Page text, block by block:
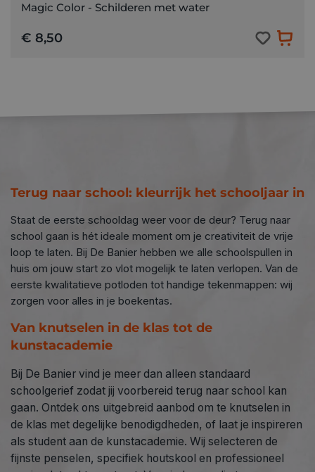
Magic Color - Schilderen met water
€ 8,50
Terug naar school: kleurrijk het schooljaar in
Staat de eerste schooldag weer voor de deur? Terug naar
school gaan is hét ideale moment om je creativiteit de vrije
loop te laten. Bij De Banier hebben we alle schoolspullen in
huis om jouw start zo vlot mogelijk te laten verlopen. Van de
eerste kwalitatieve potloden tot handige tekenmappen: wij
zorgen voor alles in je boekentas.
Van knutselen in de klas tot de
kunstacademie
Bij De Banier vind je meer dan alleen standaard
schoolgerief zodat jij voorbereid terug naar school kan
gaan. Ontdek ons uitgebreid aanbod om te knutselen in
de klas met degelijke benodigdheden, of laat je inspireren
als student aan de kunstacademie. Wij selecteren de
fijnste penselen, specifiek houtskool en professioneel